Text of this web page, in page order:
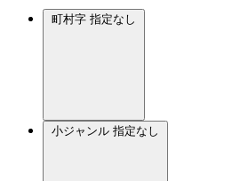
町村字 指定なし
小ジャンル 指定なし